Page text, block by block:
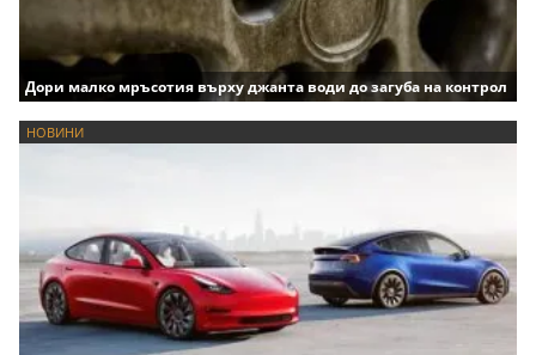
Дори малко мръсотия върху джанта води до загуба на контрол
НОВИНИ